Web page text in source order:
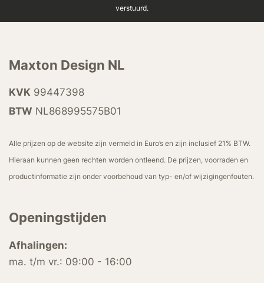
verstuurd.
Maxton Design NL
KVK 99447398
BTW NL868995575B01
Alle prijzen op de website zijn vermeld in Euro’s en zijn inclusief 21% BTW.
Hieraan kunnen geen rechten worden ontleend. De prijzen, voorraden en
productinformatie zijn onder voorbehoud van typ- en/of wijzigingenfouten.
Openingstijden
Afhalingen:
ma. t/m vr.: 09:00 - 16:00